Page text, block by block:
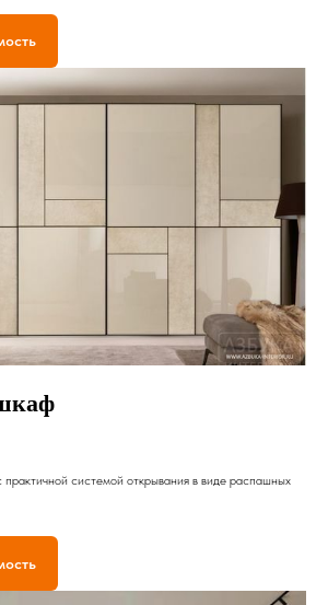
системой открывания в виде распашных